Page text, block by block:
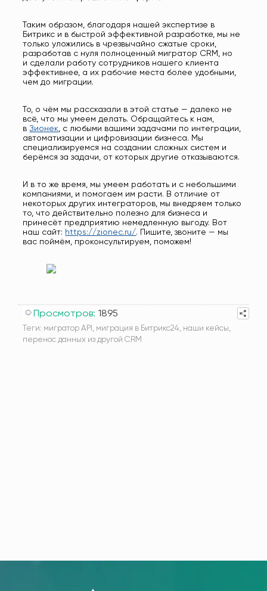
Таким образом, благодаря нашей экспертизе в
Битрикс и в быстрой эффективной разработке, мы не
только уложились в чрезвычайно сжатые сроки,
разработав с нуля полноценный мигратор CRM, но
и сделали работу сотрудников нашего клиента
эффективнее, а их рабочие места более удобными,
чем до миграции.
То, о чём мы рассказали в этой статье — далеко не
всё, что мы умеем делать. Обращайтесь к нам,
вЗионек , с любыми вашими задачами по интеграции,
автоматизации и цифровизации бизнеса. Мы
специализируемся на создании сложных систем и
берёмся за задачи, от которых другие отказываются.
И в то же время, мы умеем работать и с небольшими
компаниями, и помогаем им расти. В отличие от
некоторых других интеграторов, мы внедряем только
то, что действительно полезно для бизнеса и
принесёт предприятию немедленную выгоду. Вот
наш сайт: https://zionec.ru/. Пишите, звоните — мы
вас поймём, проконсультируем, поможем!
Просмотров: 1895
Теги: мигратор API миграция в Битрикс24 наши кейсы
перенос данных из другой CRM